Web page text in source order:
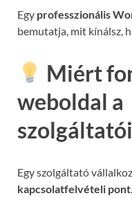
Egy professzionális
bemutatja, mit kínálsz,
Miért
weboldal a
Egy szolgáltató
kapcsolatfelvételi pont